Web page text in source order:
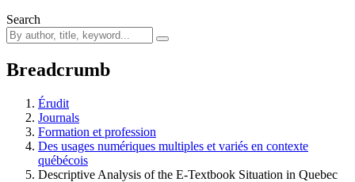
Search
Breadcrumb
Érudit
Journals
Formation et profession
Des usages numériques multiples et variés en contexte
québécois
Descriptive Analysis of the E-Textbook Situation in Quebec